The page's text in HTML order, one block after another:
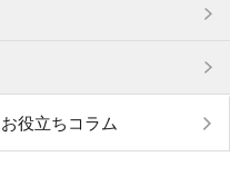
お役立ちコラム